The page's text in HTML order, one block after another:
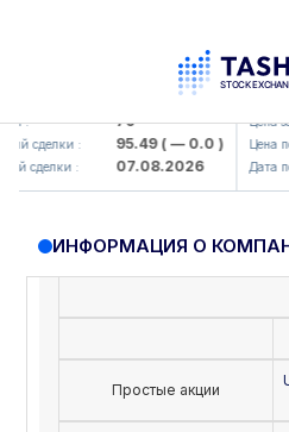
: 79
сделки : 95.49( — 0.0 )
сделки : 07.08.2026
UZMK
Цена
Цена
Дата
ИНФОРМАЦИЯ О
Простые акции